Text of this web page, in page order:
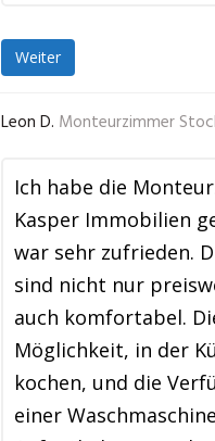
Weiter
Leon D. Monteurzimmer
Ich habe die
Kasper Immobilien
war sehr zufrieden.
sind nicht nur
auch komfortabel.
Möglichkeit, in der
kochen, und die
einer